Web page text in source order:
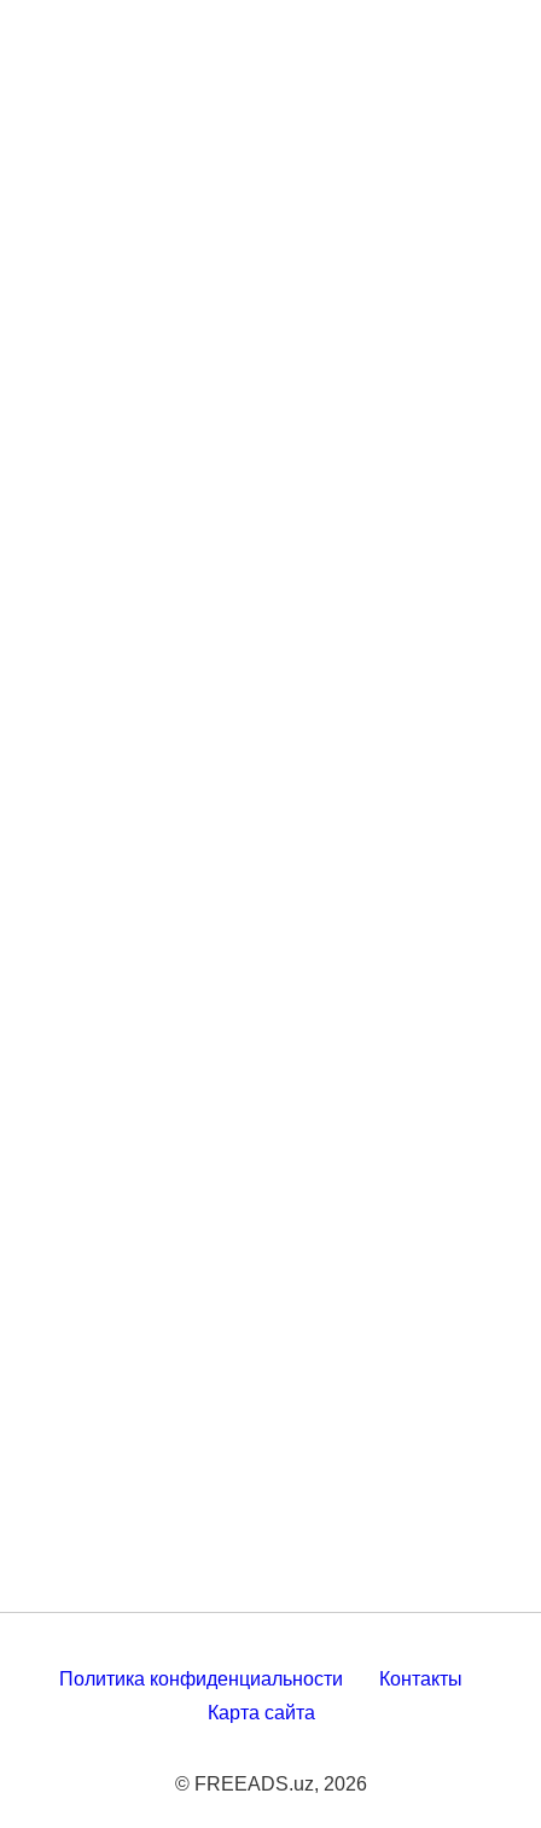
Политика конфиденциальности
Контакты
Карта сайта
© FREEADS.uz, 2026